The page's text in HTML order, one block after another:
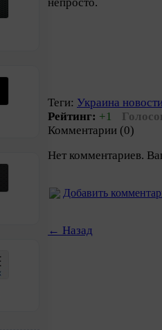
Теги: Украина
Рейтинг: +1
Комментарии (0)
Нет комментариев.
Добавить
← Назад